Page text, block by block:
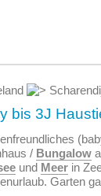
bis 3J
/ Bungalow
und Meer in
Garten